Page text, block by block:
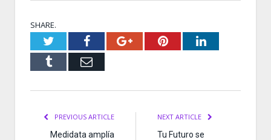
SHARE.
TwitterFacebookGoogle+PinterestLinkedIn
Tumblr Email
PREVIOUS ARTICLE
Medidata amplía
NEXT ARTICLE
Tu Futuro se